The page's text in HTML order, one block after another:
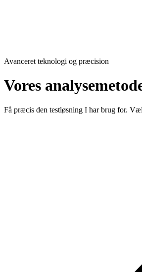
Avanceret teknologi og præcision
Vores
Få præcis den testløsning I har brug for.